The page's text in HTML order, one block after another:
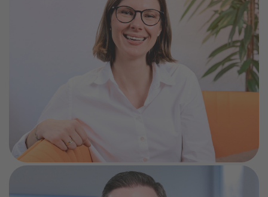
„Die STAWAG leistet als regionaler Energieversorger
einen wichtigen Beitrag für die Menschen und bietet
gleichzeitig Sicherheit sowie attraktive Benefits. Ich
schätze die flexible Arbeitsweise zwischen
Homeoffice und Büro genauso wie den persönlichen
Austausch im Team. Die Mischung aus „alten Hasen“
und „frischen Köpfen“ schafft eine angenehme und
wirksame Arbeitsatmosphäre sowie ein lockeres
Miteinander. Das hilft uns, auch herausfordernde
Themen lösungsorientiert und mit Humor anzugehen.
Besonders gefällt mir, dass meine Arbeit die Zukunft
und Entwicklung der STAWAG mitgestaltet.“
Gorig ist Projektmanager und -entwickler in unserem
Wärmebereich